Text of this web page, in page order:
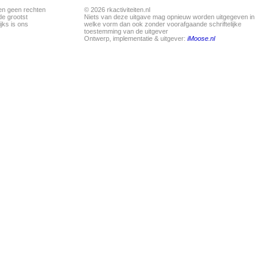
geen rechten
grootst
is ons
© 2026 rkactiviteiten.nl
Niets van deze uitgave mag opnieuw worden uitgegeven in
welke vorm dan ook zonder voorafgaande schriftelijke
toestemming van de uitgever
Ontwerp, implementatie & uitgever: iMoose.nl